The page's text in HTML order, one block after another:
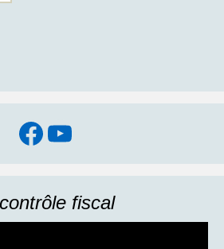
Facebook
YouTube
fiscal